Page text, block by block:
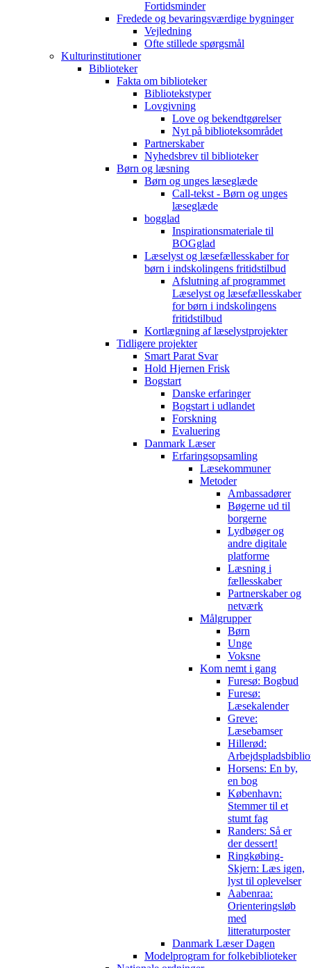
Fortidsminder
Fredede og bevaringsværdige bygninger
Vejledning
Ofte stillede spørgsmål
Kulturinstitutioner
Biblioteker
Fakta om biblioteker
Bibliotekstyper
Lovgivning
Love og bekendtgørelser
Nyt på biblioteksområdet
Partnerskaber
Nyhedsbrev til biblioteker
Børn og læsning
Børn og unges læseglæde
Call-tekst - Børn og unges
læseglæde
bogglad
Inspirationsmateriale til
BOGglad
Læselyst og læsefællesskaber for
børn i indskolingens fritidstilbud
Afslutning af programmet
Læselyst og læsefællesskaber
for børn i indskolingens
fritidstilbud
Kortlægning af læselystprojekter
Tidligere projekter
Smart Parat Svar
Hold Hjernen Frisk
Bogstart
Danske erfaringer
Bogstart i udlandet
Forskning
Evaluering
Danmark Læser
Erfaringsopsamling
Læsekommuner
Metoder
Ambassadører
Bøgerne ud til
borgerne
Lydbøger og
andre digitale
platforme
Læsning i
fællesskaber
Partnerskaber og
netværk
Målgrupper
Børn
Unge
Voksne
Kom nemt i gang
Furesø: Bogbud
Furesø:
Læsekalender
Greve:
Læsebamser
Hillerød:
Horsens: En by,
en bog
København:
Stemmer til et
stumt fag
Randers: Så er
der dessert!
Ringkøbing-
Skjern: Læs igen,
lyst til oplevelser
Aabenraa:
Orienteringsløb
med
litteraturposter
Danmark Læser Dagen
Modelprogram for folkebiblioteker